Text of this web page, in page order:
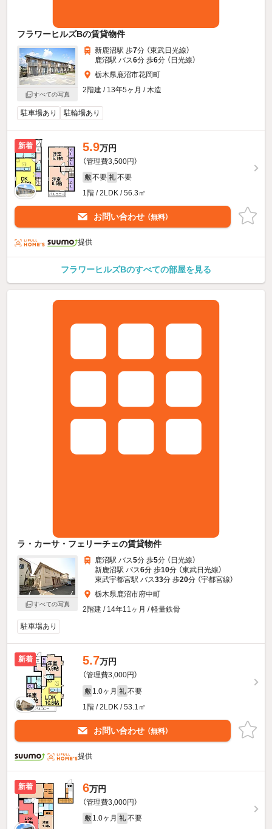
フラワーヒルズBの賃貸物件
すべての写真
新鹿沼駅 歩7分 （東武日光線）
鹿沼駅 バス6分 歩6分 （日光線）
栃木県鹿沼市花岡町
2階建 / 13年5ヶ月 / 木造
駐車場あり 駐輪場あり
新着 5.9万円
（管理費3,500円）
敷 不要 礼 不要
1階 / 2LDK / 56.3㎡
お問い合わせ （無料）
提供
フラワーヒルズBのすべての部屋を見る
ラ・カーサ・フェリーチェの賃貸物件
すべての写真
鹿沼駅 バス5分 歩5分 （日光線）
新鹿沼駅 バス6分 歩10分 （東武日光線）
東武宇都宮駅 バス33分 歩20分 （宇都宮線）
栃木県鹿沼市府中町
2階建 / 14年11ヶ月 / 軽量鉄骨
駐車場あり
新着 5.7万円
（管理費3,000円）
敷 1.0ヶ月 礼 不要
1階 / 2LDK / 53.1㎡
お問い合わせ （無料）
提供
新着 6万円
（管理費3,000円）
敷 1.0ヶ月 礼 不要